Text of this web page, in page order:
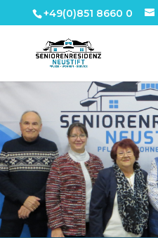
+49(0)851 8660 0